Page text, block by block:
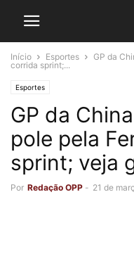
Início Esportes
GP da
corrida sprint;...
Esportes
GP da
pole pela
sprint; veja
Por Redação OPP - 21 de